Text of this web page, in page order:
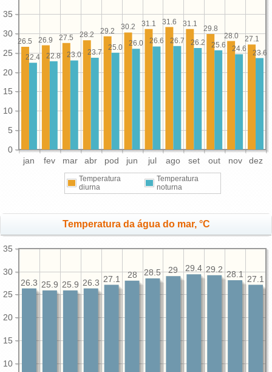
jan fev mar abr pod jun jul ago set out nov dez
0
5
10
15
20
25
30
35
27.1
28.0
29.8
31.1
31.6
31.1
30.2
29.2
28.2
27.5
26.9
26.5
23.6
24.6
25.6
26.2
26.7
26.6
26.0
25.0
23.7
23.0
22.8
22.4
Temperatura
diurna
Temperatura
noturna
Temperatura da água do mar, °C
10
15
20
25
30
35
27.1
28.1
29.2
29.4
29
28.5
28
27.1
26.3
25.9
25.9
26.3